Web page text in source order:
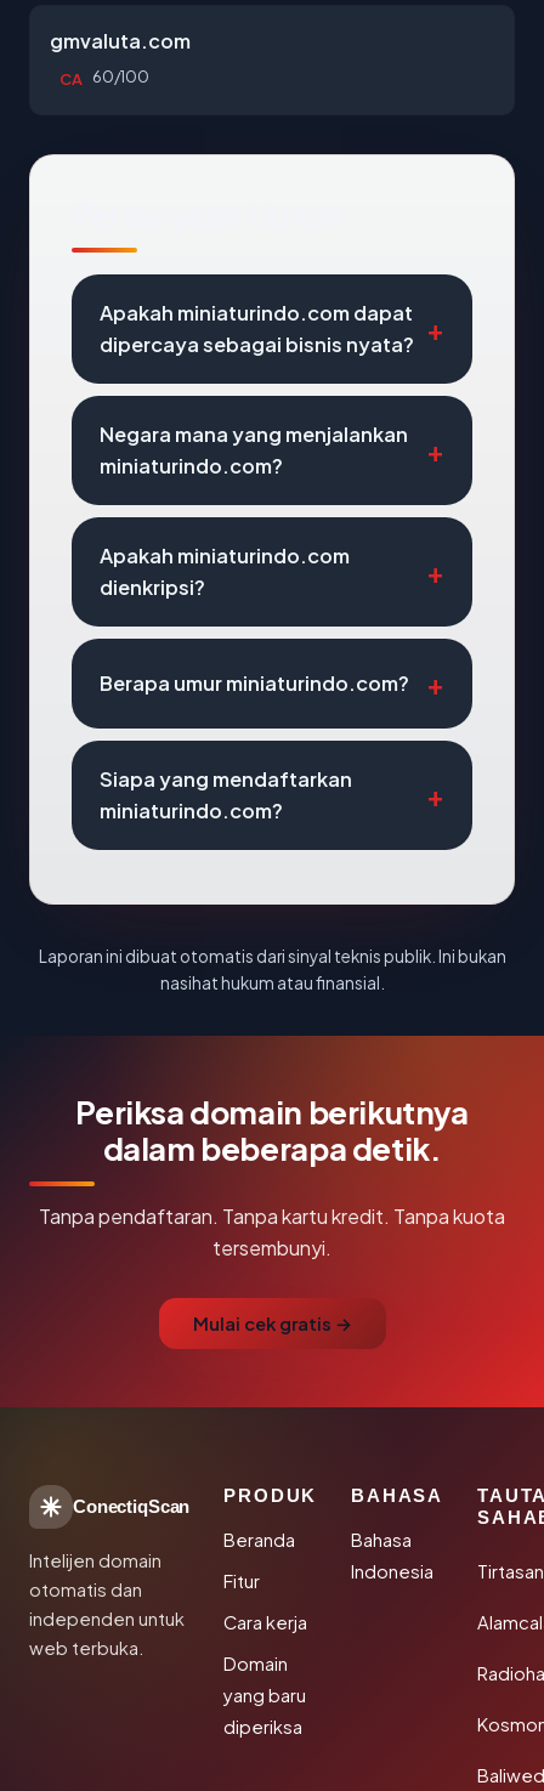
gmvaluta.com
CA 60/100
Apakah miniaturindo.com dapat
dipercaya sebagai bisnis nyata?
Negara mana yang menjalankan
miniaturindo.com?
Apakah miniaturindo.com
dienkripsi?
Berapa umur miniaturindo.com?
Siapa yang mendaftarkan
miniaturindo.com?
Laporan ini dibuat otomatis dari sinyal teknis publik. Ini bukan
nasihat hukum atau finansial.
Periksa domain berikutnya
dalam beberapa detik.
Tanpa pendaftaran. Tanpa kartu kredit. Tanpa kuota
tersembunyi.
Mulai cek gratis →
ConectiqScan
Intelijen domain
otomatis dan
independen untuk
web terbuka.
PRODUK
Beranda
Fitur
Cara kerja
Domain
yang baru
diperiksa
BAHASA
Bahasa
Indonesia